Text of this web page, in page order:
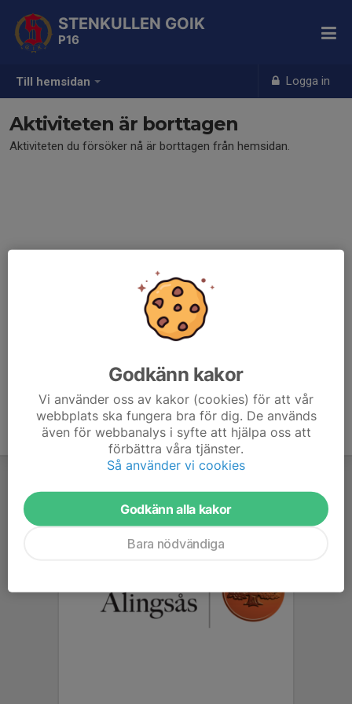
Till hemsidan Logga in
STENKULLEN GOIK
P16
Aktiviteten är borttagen
Aktiviteten du försöker nå är borttagen från hemsidan.
Godkänn kakor
Vi använder oss av kakor (cookies) för att vår
webbplats ska fungera bra för dig. De används
även för webbanalys i syfte att hjälpa oss att
förbättra våra tjänster.
Så använder vi cookies
Godkänn alla kakor
Bara nödvändiga